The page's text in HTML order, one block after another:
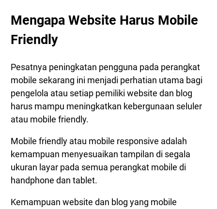
Mengapa Website Harus Mobile
Friendly
Pesatnya peningkatan pengguna pada perangkat
mobile sekarang ini menjadi perhatian utama bagi
pengelola atau setiap pemiliki website dan blog
harus mampu meningkatkan kebergunaan seluler
atau mobile friendly.
Mobile friendly atau mobile responsive adalah
kemampuan menyesuaikan tampilan di segala
ukuran layar pada semua perangkat mobile di
handphone dan tablet.
Kemampuan website dan blog yang mobile